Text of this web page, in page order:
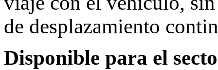
de desplazamiento
Disponible para el